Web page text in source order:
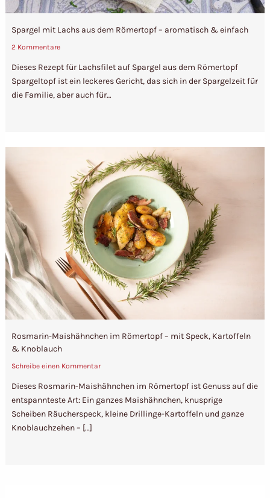
Spargel mit Lachs aus dem Römertopf – aromatisch & einfach
2 Kommentare
Dieses Rezept für Lachsfilet auf Spargel aus dem Römertopf
Spargeltopf ist ein leckeres Gericht, das sich in der Spargelzeit für
die Familie, aber auch für…
Rosmarin-Maishähnchen im Römertopf – mit Speck, Kartoffeln
& Knoblauch
Schreibe einen Kommentar
Dieses Rosmarin-Maishähnchen im Römertopf ist Genuss auf die
entspannteste Art: Ein ganzes Maishähnchen, knusprige
Scheiben Räucherspeck, kleine Drillinge-Kartoffeln und ganze
Knoblauchzehen – […]